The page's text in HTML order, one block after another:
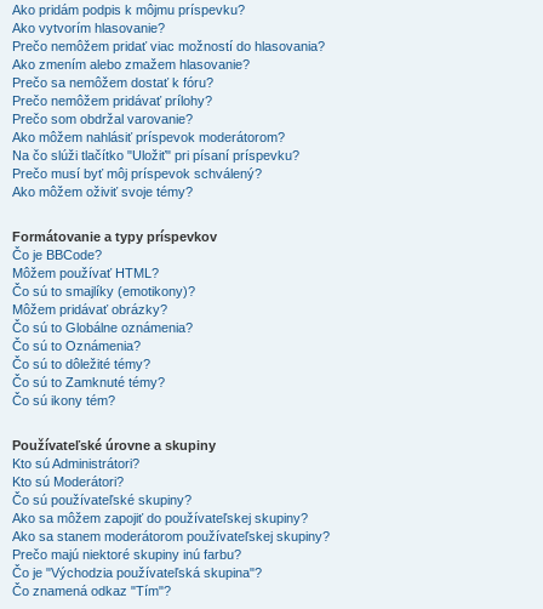
Ako pridám podpis k môjmu príspevku?
Ako vytvorím hlasovanie?
Prečo nemôžem pridať viac možností do hlasovania?
Ako zmením alebo zmažem hlasovanie?
Prečo sa nemôžem dostať k fóru?
Prečo nemôžem pridávať prílohy?
Prečo som obdržal varovanie?
Ako môžem nahlásiť príspevok moderátorom?
Na čo slúži tlačítko "Uložiť" pri písaní príspevku?
Prečo musí byť môj príspevok schválený?
Ako môžem oživiť svoje témy?
Formátovanie a typy príspevkov
Čo je BBCode?
Môžem používať HTML?
Čo sú to smajlíky (emotikony)?
Môžem pridávať obrázky?
Čo sú to Globálne oznámenia?
Čo sú to Oznámenia?
Čo sú to dôležité témy?
Čo sú to Zamknuté témy?
Čo sú ikony tém?
Používateľské úrovne a skupiny
Kto sú Administrátori?
Kto sú Moderátori?
Čo sú používateľské skupiny?
Ako sa môžem zapojiť do používateľskej skupiny?
Ako sa stanem moderátorom používateľskej skupiny?
Prečo majú niektoré skupiny inú farbu?
Čo je "Východzia používateľská skupina"?
Čo znamená odkaz "Tím"?